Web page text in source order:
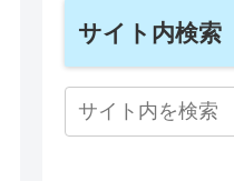
サイト内検索